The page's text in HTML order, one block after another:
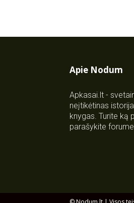
Apie Nodum
Apkasai.lt -
neįtikėtinas
knygas. Turite ką
parašykite